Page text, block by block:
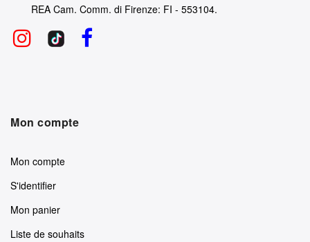
REA Cam. Comm. di Firenze: FI - 553104.
Mon compte
Mon compte
S'identifier
Mon panier
Liste de souhaits